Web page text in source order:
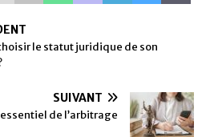
le statut juridique de son
SUIVANT
de l’arbitrage